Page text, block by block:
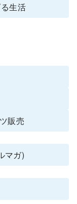
生活
販売
マガ)